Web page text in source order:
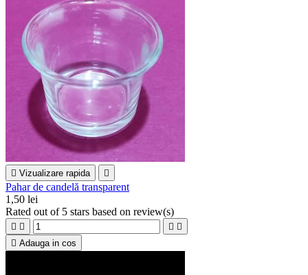
 Vizualizare rapida 
Pahar de candelă transparent
1,50 lei
Rated out of 5 stars based on review(s)
   
 Adauga in cos